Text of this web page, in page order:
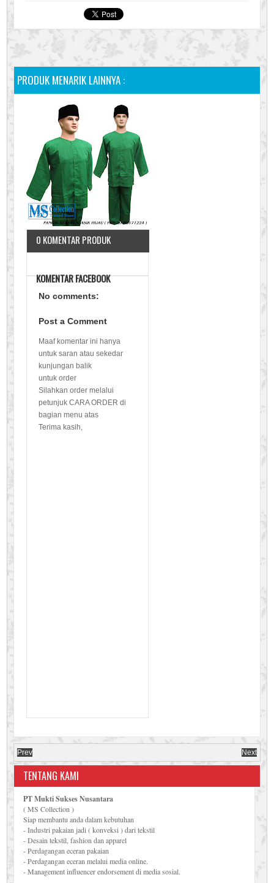
PRODUK MENARIK LAINNYA :
0 KOMENTAR PRODUK
KOMENTAR FACEBOOK
No comments:
Post a Comment
Maaf komentar ini hanya
untuk saran atau sekedar
kunjungan balik
untuk order
Silahkan order melalui
petunjuk CARA ORDER di
bagian menu atas
Terima kasih,
Prev Next
TENTANG KAMI
PT Mukti Sukses Nusantara
( MS Collection )
Siap membantu anda dalam kebutuhan
- Industri pakaian jadi ( konveksi ) dari tekstil
- Desain tekstil, fashion dan apparel
- Perdagangan eceran pakaian
- Perdagangan eceran melalui media online.
- Management influencer endorsement di media sosial.